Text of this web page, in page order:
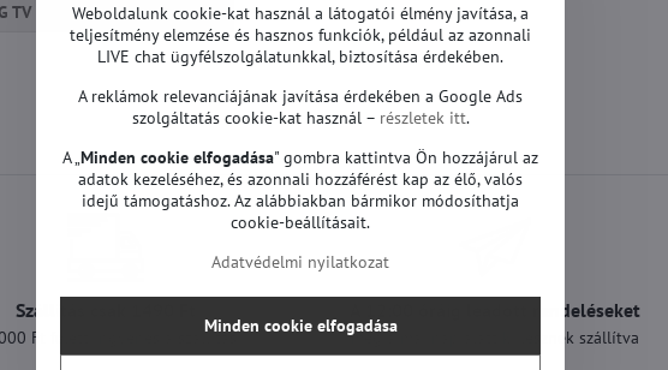
TV Alaplapok | LG TV
Szállítás csak 1490 Ft
Ft felett ingyenes a szállítás
A 12:00 óráig leadott rendeléseket
még a mai nap alatt ki lesznek szállítva
Weboldalunk cookie-kat használ a látogatói élmény javítása, a
teljesítmény elemzése és hasznos funkciók, például az azonnali
LIVE chat ügyfélszolgálatunkkal, biztosítása érdekében.
A reklámok relevanciájának javítása érdekében a Google Ads
szolgáltatás cookie-kat használ – részletek itt.
A „ Minden cookie elfogadása" gombra kattintva Ön hozzájárul az
adatok kezeléséhez, és azonnali hozzáférést kap az élő, valós
idejű támogatáshoz. Az alábbiakban bármikor módosíthatja
cookie-beállításait.
Adatvédelmi nyilatkozat
Minden cookie elfogadása